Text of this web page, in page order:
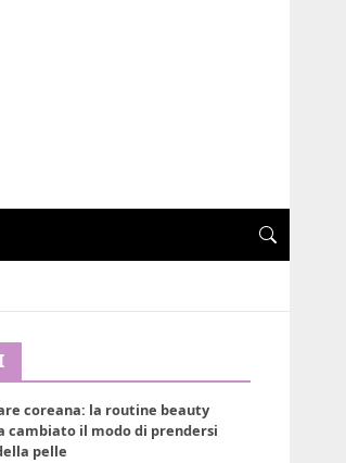
coreana: la routine beauty
cambiato il modo di prendersi
pelle